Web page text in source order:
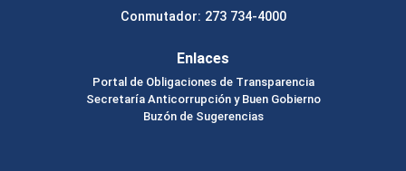
Conmutador: 273 734-4000
Enlaces
Portal de Obligaciones de Transparencia
Secretaría Anticorrupción y Buen Gobierno
Buzón de Sugerencias